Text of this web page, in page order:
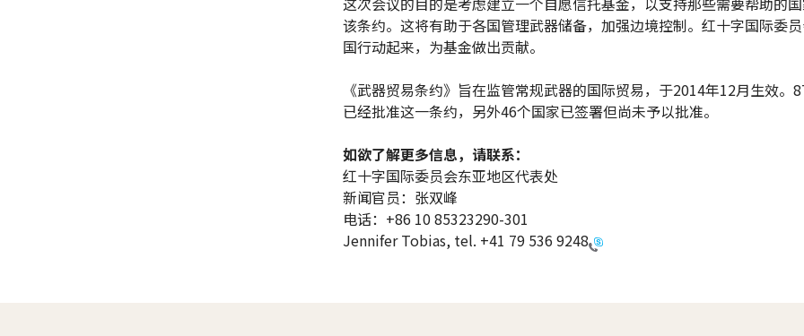
该条约。这将有助于各国管理武器储备，加强边境控制。红十字国际委
国行动起来，为基金做出贡献。
《武器贸易条约》旨在监管常规武器的国际贸易，于2014年12月生效。
已经批准这一条约，另外46个国家已签署但尚未予以批准。
如欲了解更多信息，请联系：
红十字国际委员会东亚地区代表处
新闻官员：张双峰
电话：+86 10 85323290-301
Jennifer Tobias, tel. +41 79 536 9248